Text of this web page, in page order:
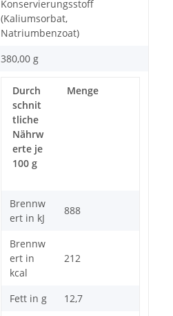
Konservierungsstoff
(Kaliumsorbat,
Natriumbenzoat)
380,00 g
Durch
schnit
tliche
Nährw
erte je
100 g
Menge
Brennw
ert in kJ
888
Brennw
ert in
kcal
212
Fett in g
12,7